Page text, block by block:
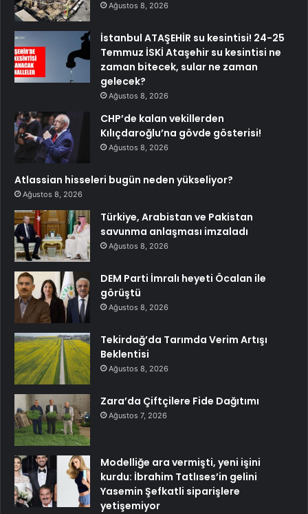
Ağustos 8, 2026
İstanbul ATAŞEHİR su kesintisi! 24-25
Temmuz İSKİ Ataşehir su kesintisi ne
zaman bitecek, sular ne zaman
gelecek?
Ağustos 8, 2026
CHP’de kalan vekillerden
Kılıçdaroğlu’na gövde gösterisi!
Ağustos 8, 2026
Atlassian hisseleri bugün neden yükseliyor?
Ağustos 8, 2026
Türkiye, Arabistan ve Pakistan
savunma anlaşması imzaladı
Ağustos 8, 2026
DEM Parti İmralı heyeti Öcalan ile
görüştü
Ağustos 8, 2026
Tekirdağ’da Tarımda Verim Artışı
Beklentisi
Ağustos 8, 2026
Zara’da Çiftçilere Fide Dağıtımı
Ağustos 7, 2026
Modelliğe ara vermişti, yeni işini
kurdu: İbrahim Tatlıses’in gelini
Yasemin Şefkatli siparişlere
yetişemiyor